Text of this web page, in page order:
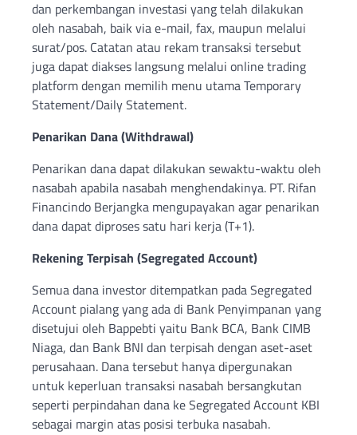
dan perkembangan investasi yang telah dilakukan
oleh nasabah, baik via e-mail, fax, maupun melalui
surat/pos. Catatan atau rekam transaksi tersebut
juga dapat diakses langsung melalui online trading
platform dengan memilih menu utama Temporary
Statement/Daily Statement.
Penarikan Dana (Withdrawal)
Penarikan dana dapat dilakukan sewaktu-waktu oleh
nasabah apabila nasabah menghendakinya. PT. Rifan
Financindo Berjangka mengupayakan agar penarikan
dana dapat diproses satu hari kerja (T+1).
Rekening Terpisah (Segregated Account)
Semua dana investor ditempatkan pada Segregated
Account pialang yang ada di Bank Penyimpanan yang
disetujui oleh Bappebti yaitu Bank BCA, Bank CIMB
Niaga, dan Bank BNI dan terpisah dengan aset-aset
perusahaan. Dana tersebut hanya dipergunakan
untuk keperluan transaksi nasabah bersangkutan
seperti perpindahan dana ke Segregated Account KBI
sebagai margin atas posisi terbuka nasabah.